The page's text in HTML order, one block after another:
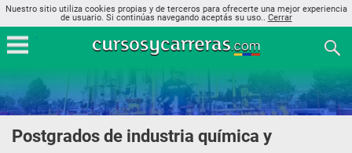
Nuestro sitio utiliza cookies propias y de terceros para ofrecerte una mejor experiencia
de usuario. Si continúas navegando aceptás su uso.. Cerrar
Postgrados de industria química y